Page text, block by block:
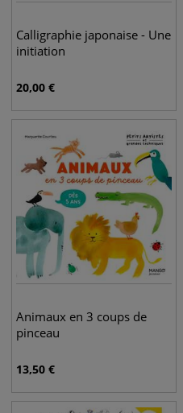
Calligraphie japonaise - Une
initiation
20,00 €
Animaux en 3 coups de
pinceau
13,50 €